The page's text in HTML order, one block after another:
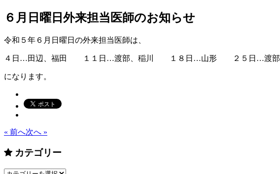
６月日曜日外来担当医師のお知らせ
令和５年６月日曜日の外来担当医師は、
４日…田辺、福田 １１日…渡部、稲川 １８日…山形 ２５日…渡部
になります。
« 前へ次へ »
カテゴリー